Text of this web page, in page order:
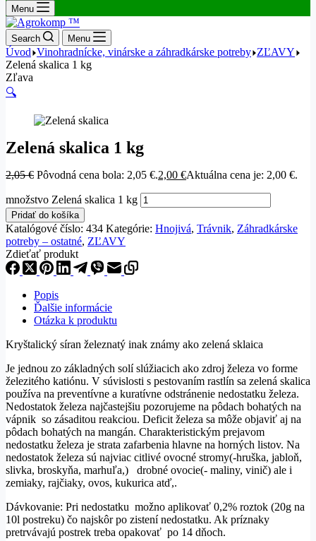
Menu
Search Menu
Úvod Vinohradnícke, vinárske a záhradkárske potreby ZĽAVY
Zelená skalica 1 kg
Zľava
🔍
Zelená skalica 1 kg
2,05€ Pôvodná cena bola: 2,05 €.2,00 €Aktuálna cena je: 2,00 €.
množstvo Zelená skalica 1 kg
Pridať do košíka
Katalógové číslo: 434 Kategórie: Hnojivá, Trávnik, Záhradkárske
potreby – ostatné, ZĽAVY
Zdieťať produkt
Popis
Ďalšie informácie
Otázka k produktu
Kryštalický síran železnatý inak známy ako zelená sklaica
Je jednou zo základných solí slúžiacich ako zdroj železa vo forme
železitého katiónu. V súvislosti s pestovaním rastlín sa zelená skalica
používa na preventívne a kuratívne odstránenie nedostatku železa.
Nedostatok železa najčastejšiu pozorujeme na pôdach bohatých na
vápnik so zásaditou reakciou. Deficit železa sa môže objaviť aj na
pôdach bohatých na mangán. Charakteristickým prejavom
nedostatku železa je strata zafarbenia hlavne na horných listov. Na
nedostatok železa sú najviac citlivé ovocné stromy(-hruška, jabloň,
slivka, broskyňa, marhuľa,) drobné ovocie(- maliny, vinič) ale i
zemiaky, rajčiaky, ovos, kukurica atď,.
Dávkovanie: Pri nedostatku možno aplikovať 0,2% roztok (20g na
10l postreku) čo najskôr po zistení nedostatku. Ak príznaky
pretrvávajú postrek treba opakovať po 14 dňoch.